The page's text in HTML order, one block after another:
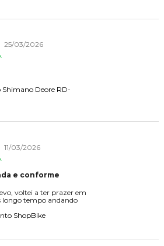
25/03/2026
Deore RD-
11/03/2026
e conforme
voltei a ter prazer em
longo tempo andando
ShopBike